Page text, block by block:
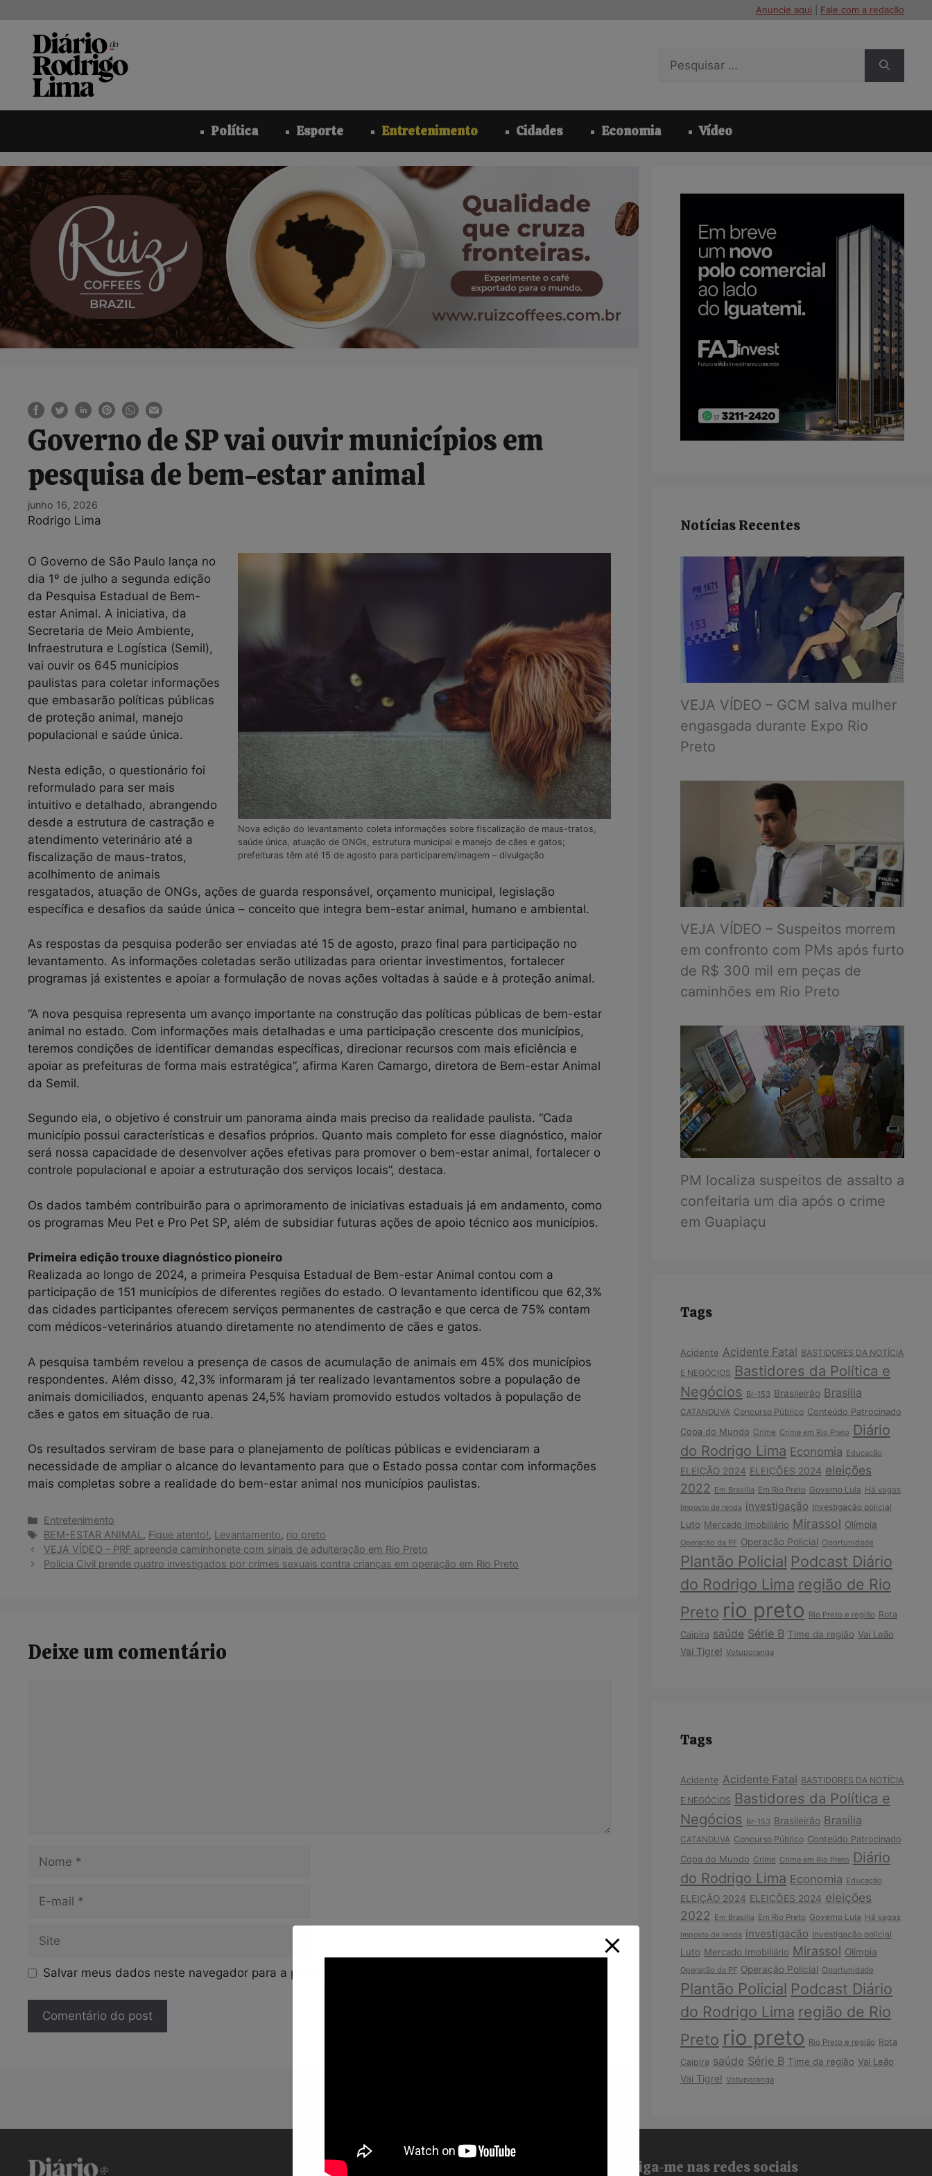
conteúdo
Anuncie aqui Fale com a redação
por:
Política Esporte Entretenimento Cidades Economia Vídeo
Governo de SP vai ouvir municípios em
pesquisa de bem-estar animal
junho 16, 2026
Rodrigo Lima
Nova edição do levantamento coleta informações sobre fiscalização de maus-tratos,
saúde única, atuação de ONGs, estrutura municipal e manejo de cães e gatos;
prefeituras têm até 15 de agosto para participarem/imagem – divulgação
O Governo de São Paulo lança no
dia 1º de julho a segunda edição
da Pesquisa Estadual de Bem-
estar Animal. A iniciativa, da
Secretaria de Meio Ambiente,
Infraestrutura e Logística (Semil),
vai ouvir os 645 municípios
paulistas para coletar informações
que embasarão políticas públicas
de proteção animal, manejo
populacional e saúde única.
Nesta edição, o questionário foi
reformulado para ser mais
intuitivo e detalhado, abrangendo
desde a estrutura de castração e
atendimento veterinário até a
fiscalização de maus-tratos,
acolhimento de animais
resgatados, atuação de ONGs, ações de guarda responsável, orçamento municipal, legislação
específica e desafios da saúde única – conceito que integra bem-estar animal, humano e ambiental.
As respostas da pesquisa poderão ser enviadas até 15 de agosto, prazo final para participação no
levantamento. As informações coletadas serão utilizadas para orientar investimentos, fortalecer
programas já existentes e apoiar a formulação de novas ações voltadas à saúde e à proteção animal.
“A nova pesquisa representa um avanço importante na construção das políticas públicas de bem-estar
animal no estado. Com informações mais detalhadas e uma participação crescente dos municípios,
teremos condições de identificar demandas específicas, direcionar recursos com mais eficiência e
apoiar as prefeituras de forma mais estratégica”, afirma Karen Camargo, diretora de Bem-estar Animal
da Semil.
Segundo ela, o objetivo é construir um panorama ainda mais preciso da realidade paulista. “Cada
município possui características e desafios próprios. Quanto mais completo for esse diagnóstico, maior
será nossa capacidade de desenvolver ações efetivas para promover o bem-estar animal, fortalecer o
controle populacional e apoiar a estruturação dos serviços locais”, destaca.
Os dados também contribuirão para o aprimoramento de iniciativas estaduais já em andamento, como
os programas Meu Pet e Pro Pet SP, além de subsidiar futuras ações de apoio técnico aos municípios.
Primeira edição trouxe diagnóstico pioneiro
Realizada ao longo de 2024, a primeira Pesquisa Estadual de Bem-estar Animal contou com a
participação de 151 municípios de diferentes regiões do estado. O levantamento identificou que 62,3%
das cidades participantes oferecem serviços permanentes de castração e que cerca de 75% contam
com médicos-veterinários atuando diretamente no atendimento de cães e gatos.
A pesquisa também revelou a presença de casos de acumulação de animais em 45% dos municípios
respondentes. Além disso, 42,3% informaram já ter realizado levantamentos sobre a população de
animais domiciliados, enquanto apenas 24,5% haviam promovido estudos voltados à população de
cães e gatos em situação de rua.
Os resultados serviram de base para o planejamento de políticas públicas e evidenciaram a
necessidade de ampliar o alcance do levantamento para que o Estado possa contar com informações
mais completas sobre a realidade do bem-estar animal nos municípios paulistas.
Categorias
Entretenimento
Tags
BEM-ESTAR ANIMAL , Fique atento!, Levantamento, rio preto
VEJA VÍDEO – PRF apreende caminhonete com sinais de adulteração em Rio Preto
Polícia Civil prende quatro investigados por crimes sexuais contra crianças em operação em Rio Preto
Deixe um comentário
Nome
Site
Salvar meus dados neste navegador para a próxima vez que eu comentar.
Notícias Recentes
VEJA VÍDEO – GCM salva mulher
engasgada durante Expo Rio
Preto
VEJA VÍDEO – Suspeitos morrem
em confronto com PMs após furto
de R$ 300 mil em peças de
caminhões em Rio Preto
PM localiza suspeitos de assalto a
confeitaria um dia após o crime
em Guapiaçu
Tags
Acidente Acidente Fatal BASTIDORES DA NOTÍCIA
E NEGÓCIOS Bastidores da Política e
Negócios Br-153 Brasileirão Brasília
CATANDUVA Concurso Público Conteúdo Patrocinado
Copa do Mundo Crime Crime em Rio Preto Diário
do Rodrigo Lima Economia Educação
ELEIÇÃO 2024 ELEIÇÕES 2024 eleições
2022 Em Brasília Em Rio Preto Governo Lula Há vagas
Imposto de renda investigação Investigação policial
Luto Mercado Imobiliário Mirassol Olímpia
Operação da PF Operação Policial Oportunidade
Plantão Policial Podcast Diário
do Rodrigo Lima região de Rio
Preto rio preto Rio Preto e região Rota
Caipira saúde Série B Time da região Vai Leão
Vai Tigre! Votuporanga
Tags
Acidente Acidente Fatal BASTIDORES DA NOTÍCIA
E NEGÓCIOS Bastidores da Política e
Negócios Br-153 Brasileirão Brasília
CATANDUVA Concurso Público Conteúdo Patrocinado
Copa do Mundo Crime Crime em Rio Preto Diário
do Rodrigo Lima Economia Educação
ELEIÇÃO 2024 ELEIÇÕES 2024 eleições
2022 Em Brasília Em Rio Preto Governo Lula Há vagas
Imposto de renda investigação Investigação policial
Luto Mercado Imobiliário Mirassol Olímpia
Operação da PF Operação Policial Oportunidade
Plantão Policial Podcast Diário
do Rodrigo Lima região de Rio
Preto rio preto Rio Preto e região Rota
Caipira saúde Série B Time da região Vai Leão
Vai Tigre! Votuporanga
Informações Siga-me nas redes sociais